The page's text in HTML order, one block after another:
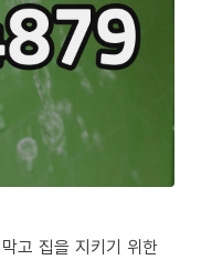
고 집을 지키기 위한